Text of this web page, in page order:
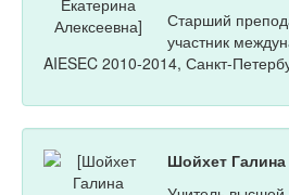
Старший
участник
AIESEC 2010-2014, Санкт-
Шойхет